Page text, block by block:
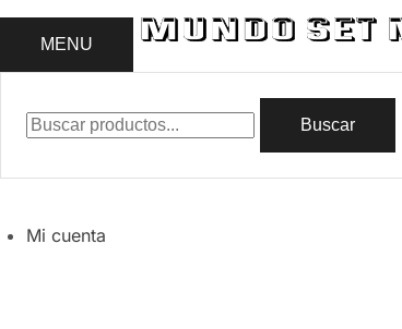
MENU
Buscar
Mi cuenta